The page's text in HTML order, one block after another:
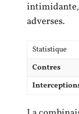
intimidante,
adverses.
Statistique
Contres